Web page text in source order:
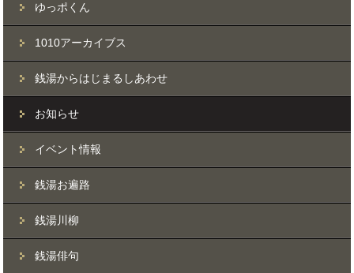
ゆっポくん
1010アーカイブス
銭湯からはじまるしあわせ
お知らせ
イベント情報
銭湯お遍路
銭湯川柳
銭湯俳句